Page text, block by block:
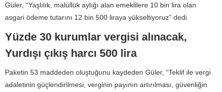
Güler, “Yaşlılık, malüllük aylığı alan emeklilere 10 bin lira olan
asgari ödeme tutarını 12 bin 500 liraya yükseltiyoruz” dedi
Yüzde 30 kurumlar vergisi alınacak,
Yurdışı çıkış harcı 500 lira
Paketin 53 maddeden oluştuğunu kaydeden Güler, “Teklif ile vergi
adaletinin güçlendirilmesi, verginin payının artırılması, güvenliğin